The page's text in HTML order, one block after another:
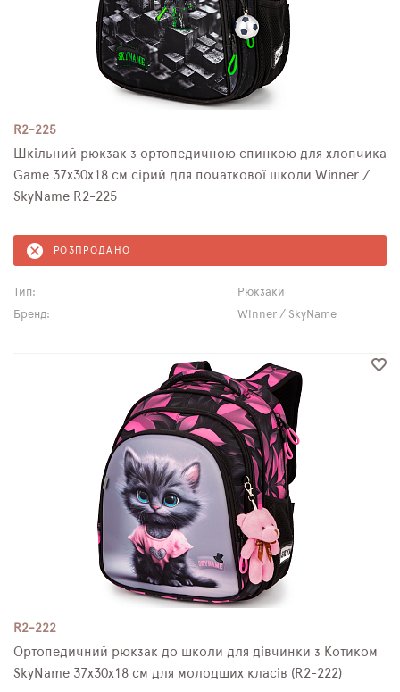
R2-225
Шкільний рюкзак з ортопедичною спинкою для хлопчика
Game 37х30х18 см сірий для початкової школи Winner /
SkyName R2-225
РОЗПРОДАНО
Тип:
Рюкзаки
Бренд:
Winner / SkyName
R2-222
Ортопедичний рюкзак до школи для дівчинки з Котиком
SkyName 37х30х18 см для молодших класів (R2-222)